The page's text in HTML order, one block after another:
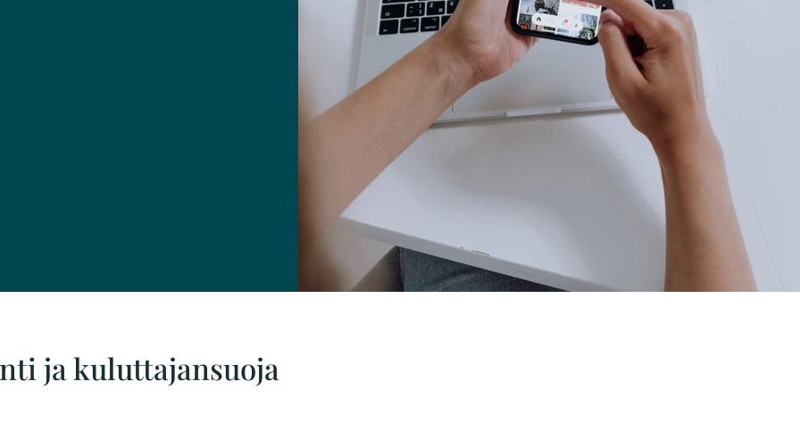
ja kuluttajansuoja